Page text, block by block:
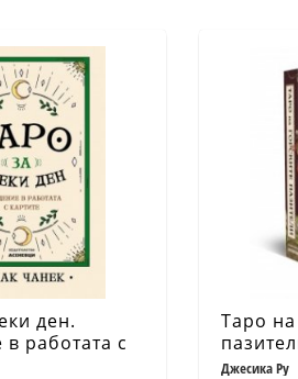
ден.
работата с
Таро на
Джесика Ру